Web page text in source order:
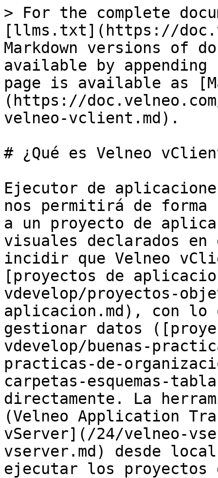
> For the complete
[llms.txt](https://
Markdown versions of
available by
page is available as
(https://
velneo-vclient.md).
# ¿Qué es Velneo
Ejecutor de
nos permitirá de forma
a un proyecto de
visuales declarados en
incidir que Velneo
[proyectos de
vdevelop/proyectos-
aplicacion.md), con lo
gestionar datos
vdevelop/buenas-
practicas-de-
carpetas-esquemas-
directamente. La
(Velneo Application
vServer](/24/velneo-
vserver.md) desde
ejecutar los proyectos